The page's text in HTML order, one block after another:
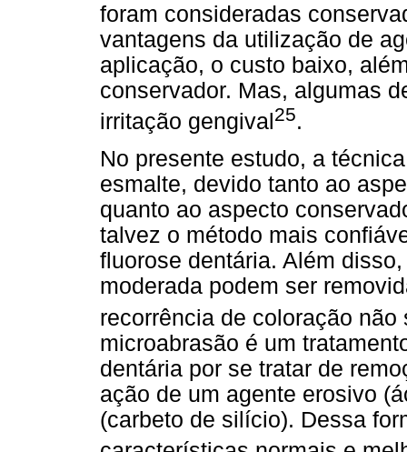
foram consideradas
vantagens da utilização de
aplicação, o custo baixo,
conservador. Mas, algumas
irritação gengival 25.
No presente estudo, a
esmalte, devido tanto ao
quanto ao aspecto
talvez o método mais
fluorose dentária. Além
moderada podem ser
recorrência de coloração
microabrasão é um
dentária por se tratar de
ação de um agente erosivo
(carbeto de silício). Dessa